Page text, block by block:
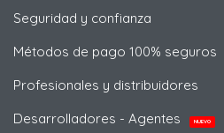
Seguridad y confianza
Métodos de pago 100% seguros
Profesionales y distribuidores
Desarrolladores - Agentes
NUEVO